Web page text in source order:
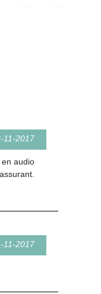
11-2017
audio
11-2017